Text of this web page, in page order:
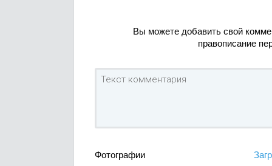
Вы можете добавить свой
правописание
Фотографии